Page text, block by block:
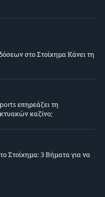
στο Στοίχημα Κάνει τη
επηρεάζει τη
καζίνο;
Στοίχημα: 3 Βήματα για να